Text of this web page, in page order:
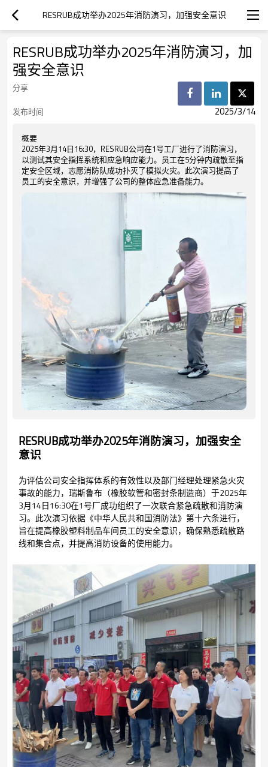
RESRUB成功举办2025年消防演习，加强安全意识
RESRUB成功举办2025年消防演习，加
强安全意识
分享
发布时间
2025/3/14
概要
2025年3月14日16:30，RESRUB公司在1号工厂进行了消防演习，
以测试其安全指挥系统和应急响应能力。员工在5分钟内疏散至指
定安全区域，志愿消防队成功扑灭了模拟火灾。此次演习提高了
员工的安全意识，并增强了公司的整体应急准备能力。
RESRUB成功举办2025年消防演习，加强安全
意识
为评估公司安全指挥体系的有效性以及部门经理处理紧急火灾
事故的能力，瑞斯鲁布（橡胶软管和密封条制造商）于2025年
3月14日16:30在1号厂成功组织了一次联合紧急疏散和消防演
习。此次演习依据《中华人民共和国消防法》第十六条进行，
旨在提高橡胶塑料制品车间员工的安全意识，确保熟悉疏散路
线和集合点，并提高消防设备的使用能力。